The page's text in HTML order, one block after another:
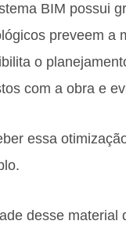
BIM possui
preveem a
o
com a obra e
essa
desse